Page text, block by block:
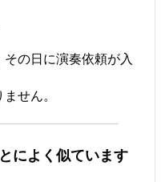
の日に演奏依頼が入
せん。
によく似ています